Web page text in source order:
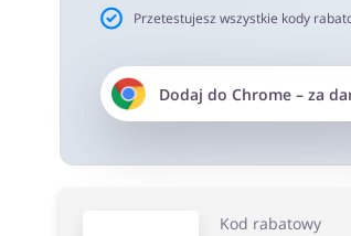
Przetestujesz wszystkie kody
Dodaj do Chrome– za
Kod rabatowy